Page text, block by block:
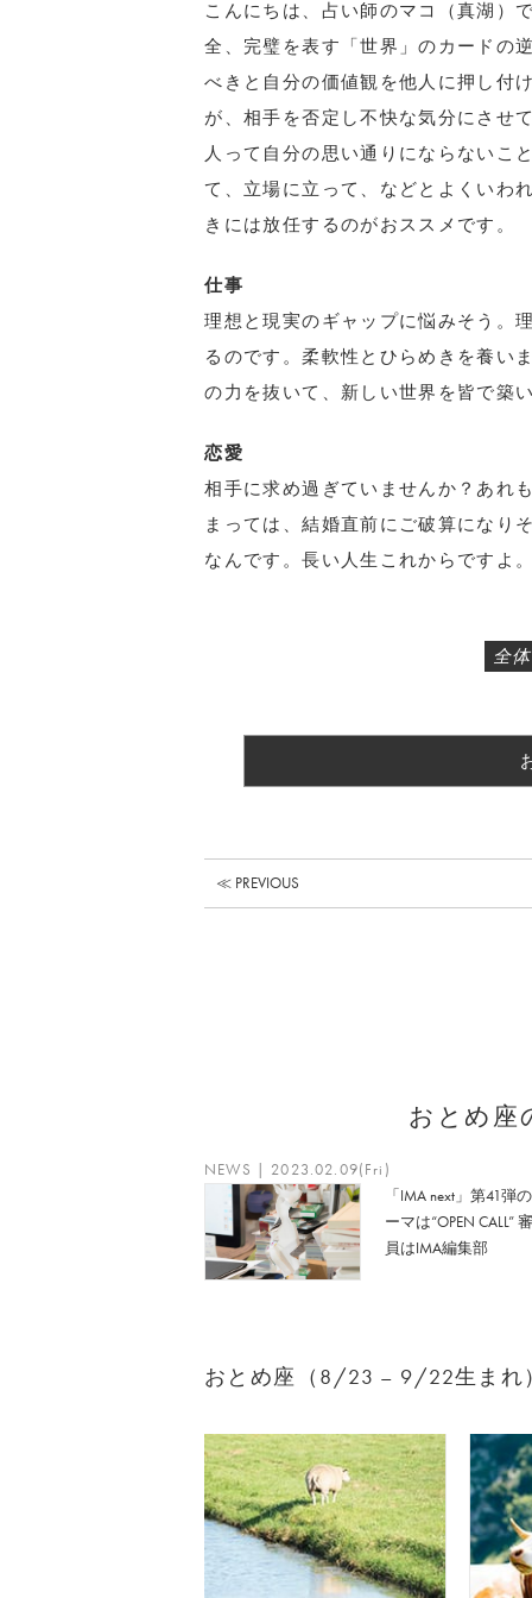
こんにちは、占い師のマコ（真湖）
全、完璧を表す「世界」のカードの
べきと自分の価値観を他人に押し付
が、相手を否定し不快な気分にさせ
人って自分の思い通りにならないこ
て、立場に立って、などとよくいわ
きには放任するのがおススメです。
仕事
理想と現実のギャップに悩みそう。
るのです。柔軟性とひらめきを養い
の力を抜いて、新しい世界を皆で築
恋愛
相手に求め過ぎていませんか？あれ
まっては、結婚直前にご破算になり
なんです。長い人生これからですよ
全
≪ PREVIOUS
おとめ座
NEWS | 2023.02.09(Fri)
「IMA next」第41弾
ーマは“OPEN CALL”
員はIMA編集部
おとめ座（8/23 – 9/22生まれ